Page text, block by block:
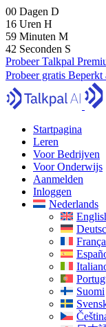
00 Dagen D
16 Uren H
59 Minuten M
41 Seconden S
Probeer Talkpal
Probeer gratis Beperkt
Startpagina
Leren
Voor Bedrijven
Voor Onderwijs
Aanmelden
Inloggen
Nederlands
Suomi